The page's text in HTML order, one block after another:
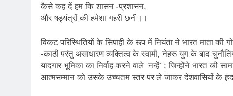
कैसे कह दें हम कि शासन -प्रशासन,
और षड्यंत्रों की हमेशा गहरी छनी।।
विकट परिस्थितियों के सिपाही के रूप में नियंता ने भारत माता
-काठी परंतु असाधारण व्यक्तित्व के स्वामी, नेहरू युग के बाद
यादगार भूमिका का निर्वाह करने वाले ‘नन्हें’ ; जिन्होंने भारत
आत्मसम्मान को उसके उच्चतम स्तर पर ले जाकर देशवासियों के हृदय